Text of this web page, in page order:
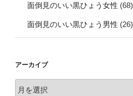
面倒見のいい黒ひょう女性 (68)
面倒見のいい黒ひょう男性 (26)
アーカイブ